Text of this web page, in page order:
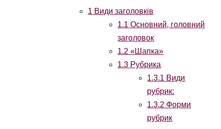
1 Види заголовків
1.1 Основний, головний
заголовок
1.2 «Шапка»
1.3 Рубрика
1.3.1 Види
рубрик:
1.3.2 Форми
рубрик